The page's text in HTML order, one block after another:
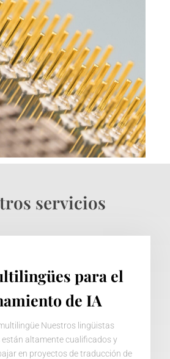
servicios
para el
de IA
Nuestros lingüistas
altamente cualificados y
en proyectos de traducción de